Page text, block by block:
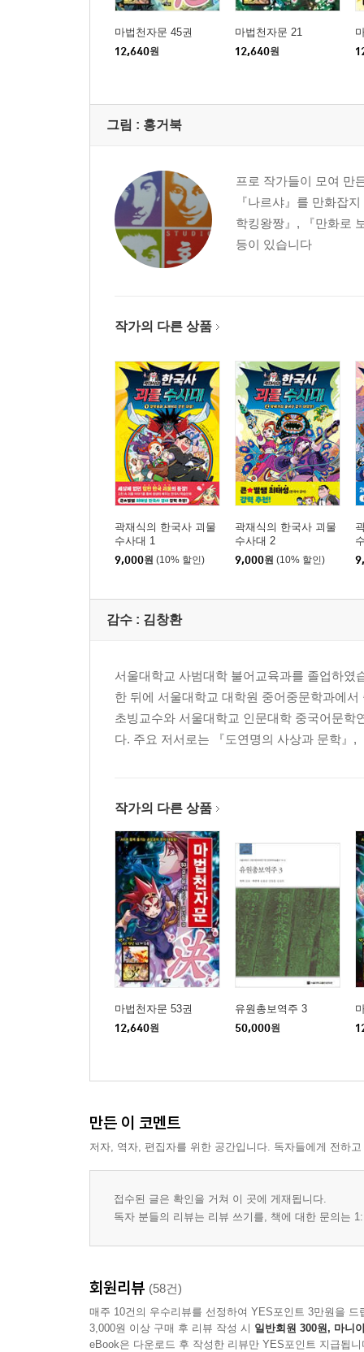
마법천자문 45권
12,640원
마법천자문 21
12,640원
그림 : 홍거북
프로 작가들이 모여 만
『나르샤』를 만화잡
학킹왕짱』, 『만화로
등이 있습니다
작가의 다른 상품
곽재식의 한국사 괴물
수사대 1
9,000원 (10% 할인)
곽재식의 한국사 괴물
수사대 2
9,000원 (10% 할인)
감수 : 김창환
서울대학교 사범대학 불어교육과를 졸업하
한 뒤에 서울대학교 대학원 중어중문학과에
초빙교수와 서울대학교 인문대학 중국어문
다. 주요 저서로는 『도연명의 사상과 문학』,
작가의 다른 상품
마법천자문 53권
12,640원
유원총보역주 3
50,000원
만든 이 코멘트
저자, 역자, 편집자를 위한 공간입니다. 독자들에게 전하
접수된 글은 확인을 거쳐 이 곳에 게재됩니다.
독자 분들의 리뷰는 리뷰 쓰기를, 책에 대한 문의는
회원리뷰 (58건)
매주 10건의 우수리뷰를 선정하여 YES포인트 3만원을 드
3,000원 이상 구매 후 리뷰 작성 시 일반회원 300원, 마니
eBook은 다운로드 후 작성한 리뷰만 YES포인트 지급됩니